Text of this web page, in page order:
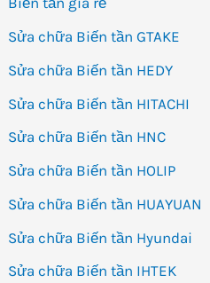
Sửa chữa Biến tần GTAKE
Sửa chữa Biến tần HEDY
Sửa chữa Biến tần HITACHI
Sửa chữa Biến tần HNC
Sửa chữa Biến tần HOLIP
Sửa chữa Biến tần HUAYUAN
Sửa chữa Biến tần Hyundai
Sửa chữa Biến tần IHTEK